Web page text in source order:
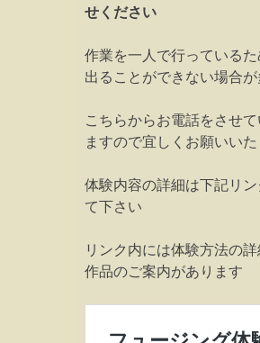
せください
作業を一人で行っている
出ることができない場合
こちらからお電話をさせて
ますので宜しくお願いい
体験内容の詳細は下記リ
て下さい
リンク内には体験方法の
作品のご案内があります